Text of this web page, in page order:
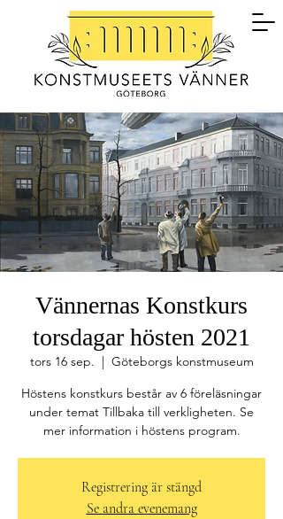
Vännernas Konstkurs
torsdagar hösten 2021
tors 16 sep.
  |
Göteborgs konstmuseum
Höstens konstkurs består av 6 föreläsningar
under temat Tillbaka till verkligheten. Se
mer information i höstens program.
Registrering är stängd
Se andra evenemang